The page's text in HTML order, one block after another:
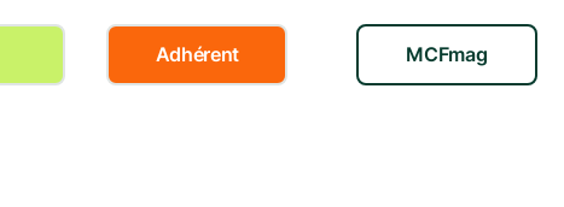
Adhérent MCFmag